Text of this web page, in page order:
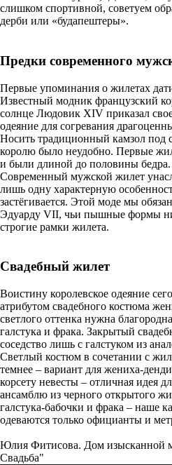
слишком спортивной, советуем
дерби или «будапештеры».
Предки современного
Первые упоминания о жилетах
Известный модник французский
солнце Людовик XIV приказал
одеяние для согревания
Носить традиционный камзол под
королю было неудобно. Первые
и были длиной до половины бедра.
Современный мужской жилет
лишь одну характерную
застёгивается. Этой моде мы
Эдуарду VII, чьи пышные формы
строгие рамки жилета.
Свадебный жилет
Воистину королевское одеяние
атрибутом свадебного костюма
светлого оттенка нужна
галстука и фрака. Закрытый
соседство лишь с галстуком из
Светлый костюм в сочетании с
темнее – вариант для жениха-
корсету невесты – отличная идея
ансамблю из черного открытого
галстука-бабочки и фрака – наше
одеваются только официанты и
Юлия Фитисова. Дом изысканной
Свадьба"